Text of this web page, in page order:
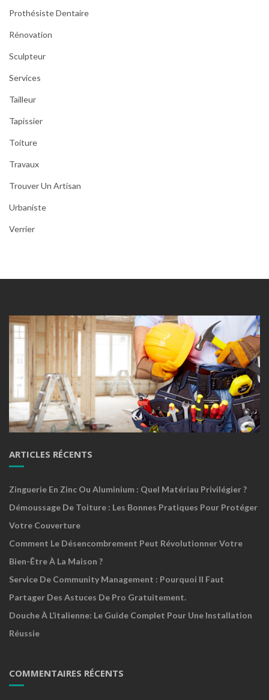
Prothésiste Dentaire
Rénovation
Sculpteur
Services
Tailleur
Tapissier
Toiture
Travaux
Trouver Un Artisan
Urbaniste
Verrier
ARTICLES RÉCENTS
Zinguerie En Zinc Ou Aluminium : Quel Matériau Privilégier ?
Démoussage De Toiture : Les Bonnes Pratiques Pour Protéger
Votre Couverture
Comment Le Désencombrement Peut Révolutionner Votre
Bien-Être À La Maison ?
Service De Community Management : Pourquoi Il Faut
Partager Des Astuces De Pro Gratuitement.
Douche À L’italienne: Le Guide Complet Pour Une Installation
Réussie
COMMENTAIRES RÉCENTS